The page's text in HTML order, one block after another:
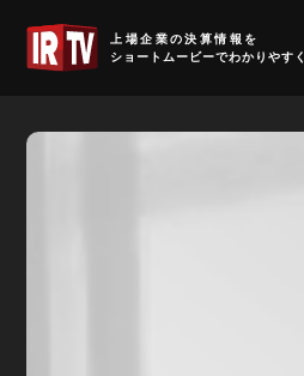
上場企業の決算情報を
ショートムービーでわかりやすく